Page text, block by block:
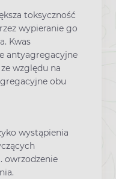
toksyczność
wypieranie go
Kwas
antyagregacyjne
względu na
obu
wystąpienia
owrzodzenie